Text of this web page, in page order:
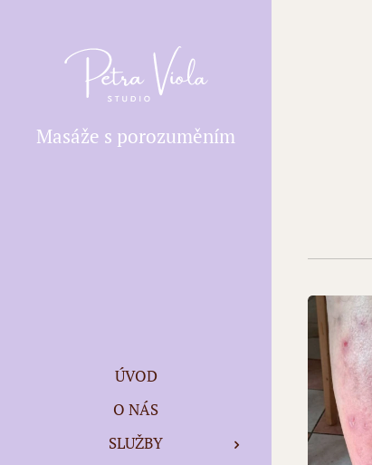
Masáže s porozuměním
ÚVOD
O NÁS
SLUŽBY